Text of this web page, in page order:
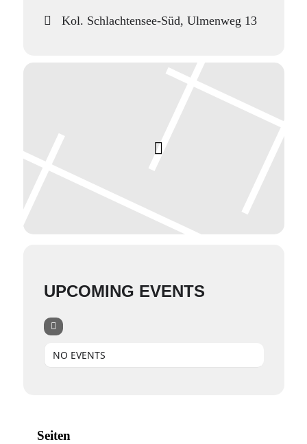
Kol. Schlachtensee-Süd, Ulmenweg 13
UPCOMING EVENTS
NO EVENTS
Seiten